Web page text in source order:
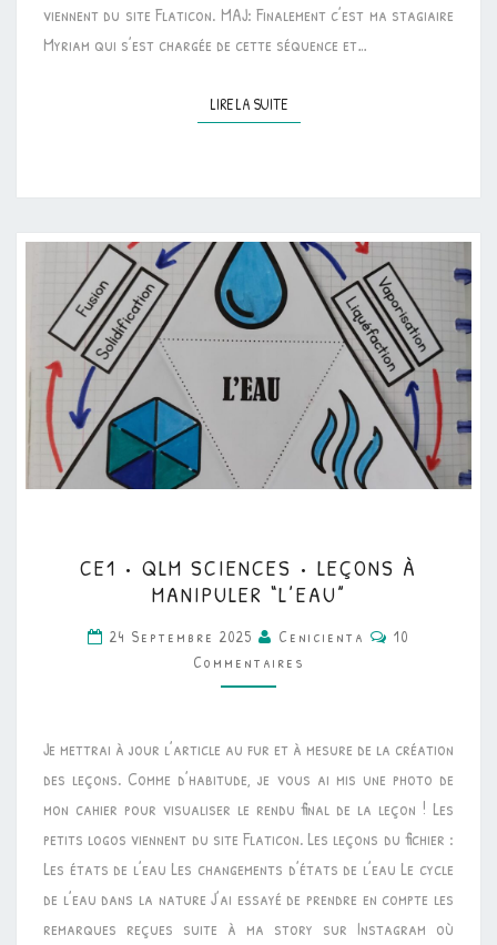
viennent du site Flaticon. MAJ: Finalement c’est ma stagiaire
Myriam qui s’est chargée de cette séquence et…
LIRE LA SUITELIRE LA SUITE
•
QLM
SCIENCES
•
MANIPULER
“L’EAU”
CE1 • QLM SCIENCES • LEÇONS À
MANIPULER “L’EAU”
24 Septembre 2025 Cenicienta
10
Commentaires
Je mettrai à jour l’article au fur et à mesure de la création
des leçons. Comme d’habitude, je vous ai mis une photo de
mon cahier pour visualiser le rendu final de la leçon ! Les
petits logos viennent du site Flaticon. Les leçons du fichier :
Les états de l’eau Les changements d’états de l’eau Le cycle
de l’eau dans la nature J’ai essayé de prendre en compte les
remarques reçues suite à ma story sur Instagram où